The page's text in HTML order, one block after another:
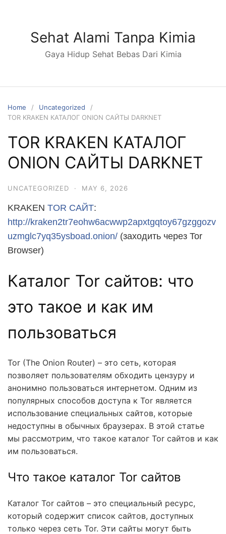
Sehat Alami Tanpa Kimia
Gaya Hidup Sehat Bebas Dari Kimia
Home
Uncategorized
TOR KRAKEN КАТАЛОГ ONION САЙТЫ DARKNET
TOR KRAKEN КАТАЛОГ
ONION САЙТЫ DARKNET
UNCATEGORIZED · MAY 6, 2026
KRAKEN TOR САЙТ:
http://kraken2tr7eohw6acwwp2apxtgqtoy67gzggozv
uzmglc7yq35ysboad.onion/ (заходить через Tor
Browser)
Каталог Tor сайтов: что
это такое и как им
пользоваться
Tor (The Onion Router) – это сеть, которая
позволяет пользователям обходить цензуру и
анонимно пользоваться интернетом. Одним из
популярных способов доступа к Tor является
использование специальных сайтов, которые
недоступны в обычных браузерах. В этой статье
мы рассмотрим, что такое каталог Tor сайтов и как
им пользоваться.
Что такое каталог Tor сайтов
Каталог Tor сайтов – это специальный ресурс,
который содержит список сайтов, доступных
только через сеть Tor. Эти сайты могут быть